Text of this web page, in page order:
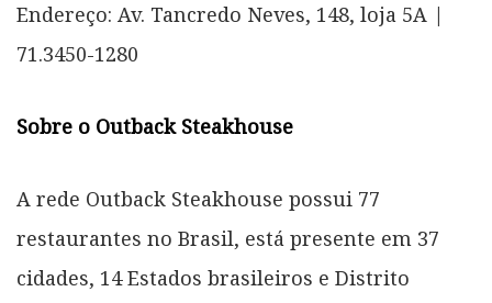
Endereço: Av. Tancredo Neves, 148, loja 5A |
71.3450-1280
Sobre o Outback Steakhouse
A rede Outback Steakhouse possui 77
restaurantes no Brasil, está presente em 37
cidades, 14 Estados brasileiros e Distrito